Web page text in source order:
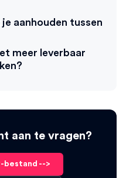
aanhouden tussen
meer leverbaar
aan te vragen?
bestand -->